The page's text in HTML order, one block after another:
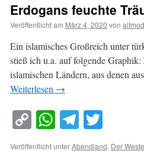
Erdogans feuchte
Veröffentlicht am März 4, 2020 von altmod
Ein islamisches Großreich unter
stieß ich u.a. auf folgende
islamischen Ländern, aus denen
Weiterlesen →
Copy
Link
WhatsApp
Veröffentlicht unterAbendland, Der